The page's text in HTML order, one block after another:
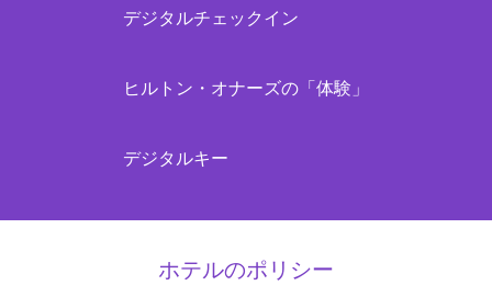
デジタルチェックイン
ヒルトン・オナーズの「体験」
デジタルキー
ホテルのポリシー